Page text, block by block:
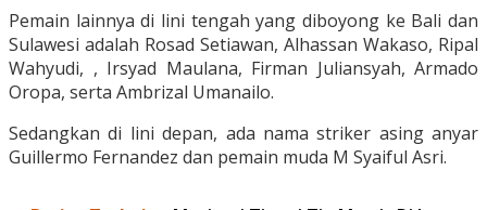
Pemain lainnya di lini tengah yang diboyong ke Bali dan
Sulawesi adalah Rosad Setiawan, Alhassan Wakaso, Ripal
Wahyudi, , Irsyad Maulana, Firman Juliansyah, Armado
Oropa, serta Ambrizal Umanailo.
Sedangkan di lini depan, ada nama striker asing anyar
Guillermo Fernandez dan pemain muda M Syaiful Asri.